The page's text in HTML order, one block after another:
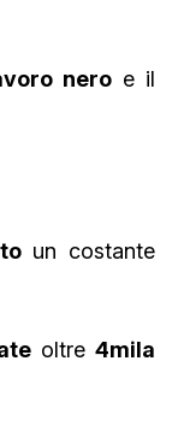
neroe il
un costante
oltre 4mila